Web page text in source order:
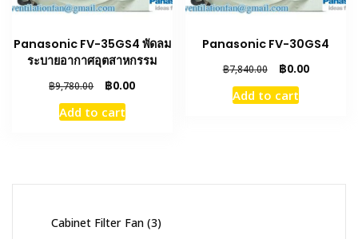
Panasonic FV-35GS4 พัดลม
ระบายอากาศอุตสาหกรรม
฿9,780.00
Original
price
was:
฿0.00Current
Add to cart
Panasonic FV-30GS4
฿7,840.00
Original
price
was:
฿0.00Current
Add to cart
Cabinet Filter Fan 33